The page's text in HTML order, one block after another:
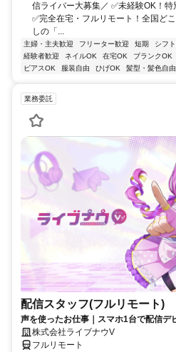
信ライバー大募集／ ✅未経験OK！
✅完全在宅・フルリモート！全国ど
しの「...
主婦・主夫歓迎 フリーター歓迎 短期 シフ
経験者歓迎
ネイルOK 在宅OK ブランクOK
ピアスOK
服装自由 ひげOK 髪型・髪色自由
業務委託
配信スタッフ(フルリモート)
声を使ったお仕事｜スマホ1台で配信
～OK♪
株式会社ライブナウV
フルリモート